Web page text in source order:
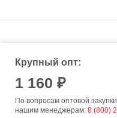
Крупный опт:
1 160 ₽
По вопросам оптовой
нашим менеджерам: 8 (800)